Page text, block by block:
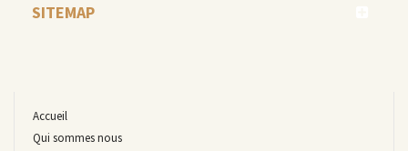
SITEMAP
Accueil
Qui sommes nous